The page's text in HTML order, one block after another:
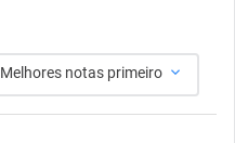
Melhores notas primeiro